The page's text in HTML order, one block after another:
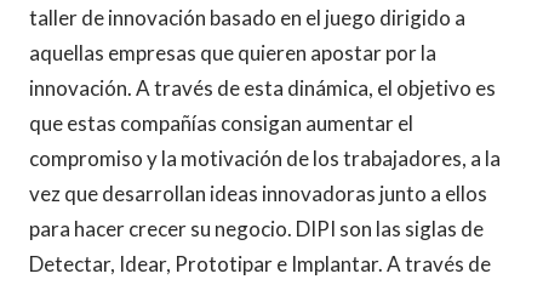
taller de innovación basado en el juego dirigido a
aquellas empresas que quieren apostar por la
innovación. A través de esta dinámica, el objetivo es
que estas compañías consigan aumentar el
compromiso y la motivación de los trabajadores, a la
vez que desarrollan ideas innovadoras junto a ellos
para hacer crecer su negocio. DIPI son las siglas de
Detectar, Idear, Prototipar e Implantar. A través de